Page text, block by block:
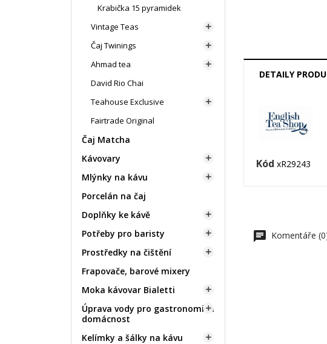
Krabička 15 pyramidek
Vintage Teas

Čaj Twinings 
Ahmad tea 
David Rio Chai
Teahouse Exclusive

Fairtrade Original
Čaj Matcha
Kávovary

Mlýnky na kávu 
Porcelán na čaj
Doplňky ke kávě

Potřeby pro baristy 
Prostředky na čištění 
Frapovače, barové mixery
Moka kávovar Bialetti

Úprava vody pro gastronomii a
domácnost

Kelímky a šálky na kávu 
DETAILY
Kód xR29243
Komentáře